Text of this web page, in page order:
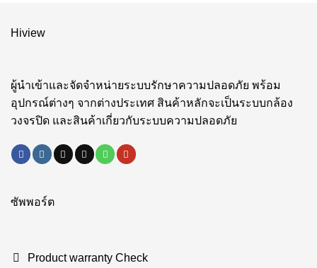
Hiview
ผู้นำเข้าและจัดจำหน่ายระบบรักษาความปลอดภัย พร้อม
อุปกรณ์ต่างๆ จากต่างประเทศ สินค้าหลักจะเป็นระบบกล้อง
วงจรปิด และสินค้าเกี่ยวกับระบบความปลอดภัย
ซัพพอร์ต
Product warranty Check